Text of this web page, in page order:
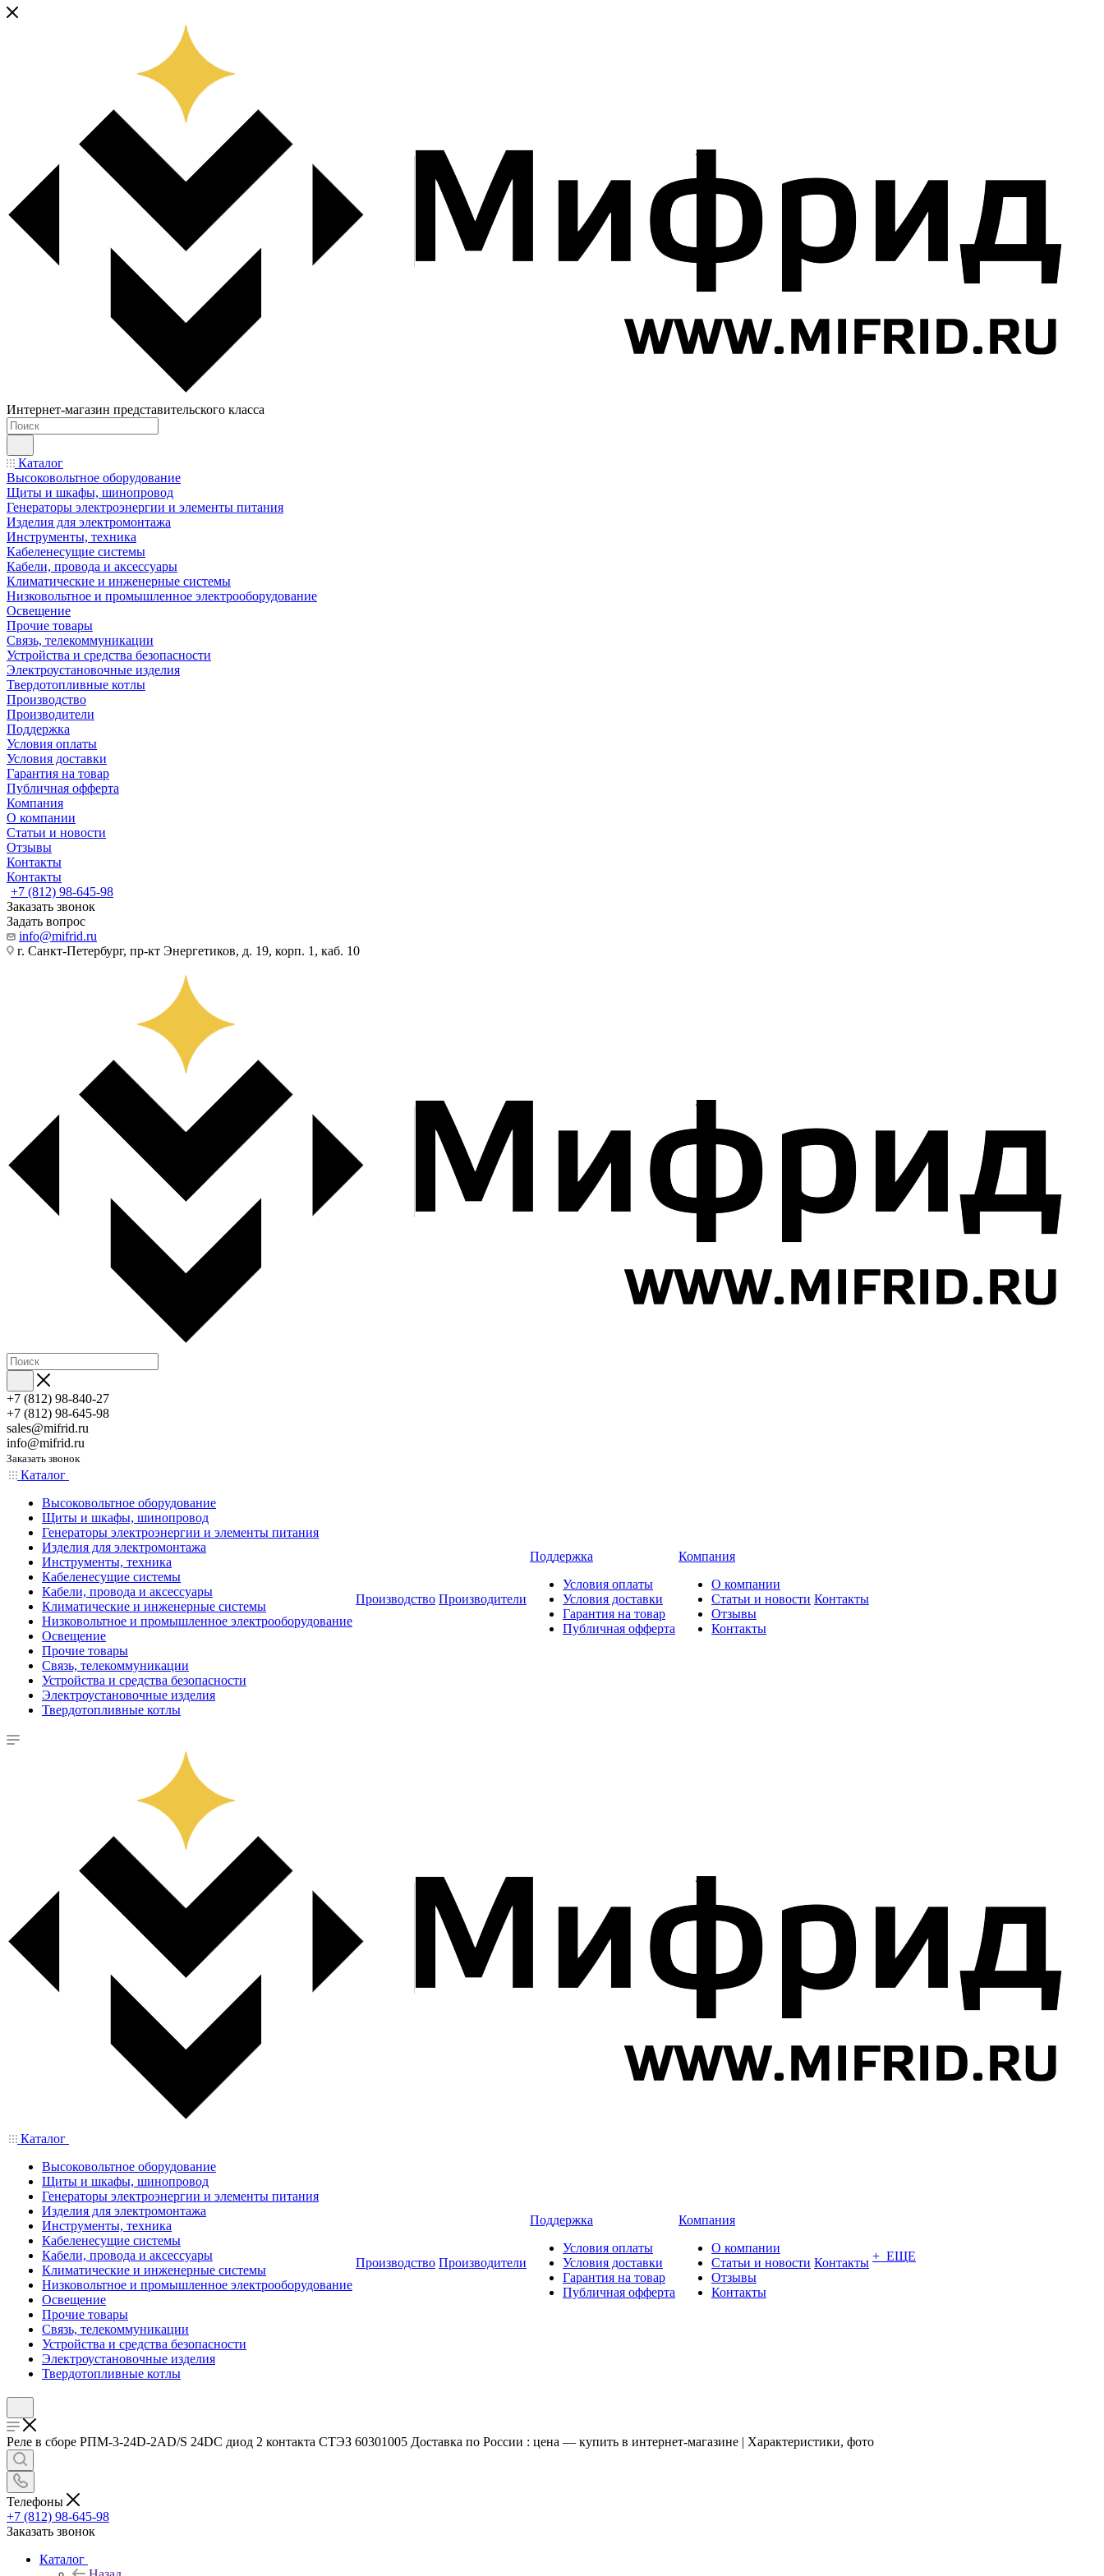
Интернет-магазин представительского класса
Каталог
Высоковольтное оборудование
Щиты и шкафы, шинопровод
Генераторы электроэнергии и элементы питания
Изделия для электромонтажа
Инструменты, техника
Кабеленесущие системы
Кабели, провода и аксессуары
Климатические и инженерные системы
Низковольтное и промышленное электрооборудование
Освещение
Прочие товары
Связь, телекоммуникации
Устройства и средства безопасности
Электроустановочные изделия
Твердотопливные котлы
Производство
Производители
Поддержка
Условия оплаты
Условия доставки
Гарантия на товар
Публичная офферта
Компания
О компании
Статьи и новости
Отзывы
Контакты
Контакты
+7 (812) 98-645-98
Заказать звонок
Задать вопрос
info@mifrid.ru
г. Санкт-Петербург, пр-кт Энергетиков, д. 19, корп. 1, каб. 10
+7 (812) 98-840-27
+7 (812) 98-645-98
sales@mifrid.ru
info@mifrid.ru
Заказать звонок
Каталог
Высоковольтное оборудование
Щиты и шкафы, шинопровод
Генераторы электроэнергии и элементы питания
Изделия для электромонтажа
Инструменты, техника
Кабеленесущие системы
Кабели, провода и аксессуары
Климатические и инженерные системы
Низковольтное и промышленное электрооборудование
Освещение
Прочие товары
Связь, телекоммуникации
Устройства и средства безопасности
Электроустановочные изделия
Твердотопливные котлы
Производство Производители
Поддержка
Условия оплаты
Условия доставки
Гарантия на товар
Публичная офферта
Компания
О компании
Статьи и новости
Отзывы
Контакты
Контакты
Каталог
Высоковольтное оборудование
Щиты и шкафы, шинопровод
Генераторы электроэнергии и элементы питания
Изделия для электромонтажа
Инструменты, техника
Кабеленесущие системы
Кабели, провода и аксессуары
Климатические и инженерные системы
Низковольтное и промышленное электрооборудование
Освещение
Прочие товары
Связь, телекоммуникации
Устройства и средства безопасности
Электроустановочные изделия
Твердотопливные котлы
Производство Производители
Поддержка
Условия оплаты
Условия доставки
Гарантия на товар
Публичная офферта
Компания
О компании
Статьи и новости
Отзывы
Контакты
Контакты + ЕЩЕ
Реле в сборе РПМ-3-24D-2AD/S 24DС диод 2 контакта СТЭЗ 60301005 Доставка по России : цена — купить в интернет-магазине | Характеристики, фото
Телефоны
+7 (812) 98-645-98
Заказать звонок
Каталог